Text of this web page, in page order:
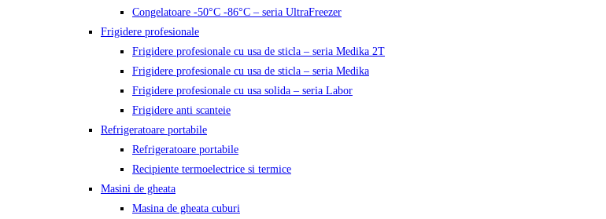
Congelatoare -50°C -86°C – seria UltraFreezer
Frigidere profesionale
Frigidere profesionale cu usa de sticla – seria Medika 2T
Frigidere profesionale cu usa de sticla – seria Medika
Frigidere profesionale cu usa solida – seria Labor
Frigidere anti scanteie
Refrigeratoare portabile
Refrigeratoare portabile
Recipiente termoelectrice si termice
Masini de gheata
Masina de gheata cuburi